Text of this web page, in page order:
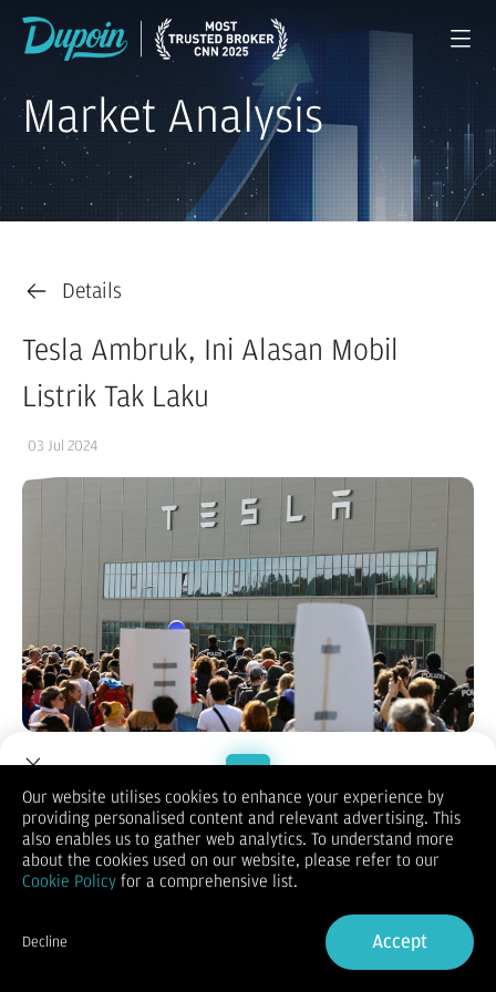
Market Analysis
Details
Tesla Ambruk, Ini Alasan Mobil
Listrik Tak Laku
03 Jul 2024
Jakarta, CNBC Indonesia -Tesla menghadapi masa yang berat.
Sebab kemungkinan pengiriman pada kuartal lalu akan turun
6%.
Laporan dari 12 analisis yang disurvei LSEG menyebutkan Tesla
akan mengirimkan 438.019 unit pada April hingga Juni lalu,
dikutip dari Reuters, Selasa (2/7/2024).
Reuters menuliskan penurunan ini terjadi selama dua kuartal
berturut-turut. Menurut situs itu kemungkinan karena
menghadapi persaingan ketat di China dan lambatnya
permintaan yang disebabkan kurangnya model baru yang lebih
Welcome to Dupoin.
Trade with a Trusted Broker
Sign in
Our website utilises cookies to enhance your experience by
providing personalised content and relevant advertising. This
also enables us to gather web analytics. To understand more
about the cookies used on our website, please refer to our
Cookie Policy for a comprehensive list.
Decline Accept